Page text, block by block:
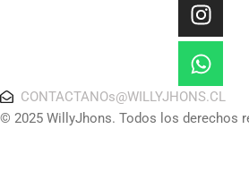
CONTACTANOs@WILLYJHONS.CL
© 2025 WillyJhons. Todos los derechos